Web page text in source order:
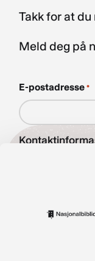
Takk for at
Meld deg på
E-postadresse *
Telefon:23 27